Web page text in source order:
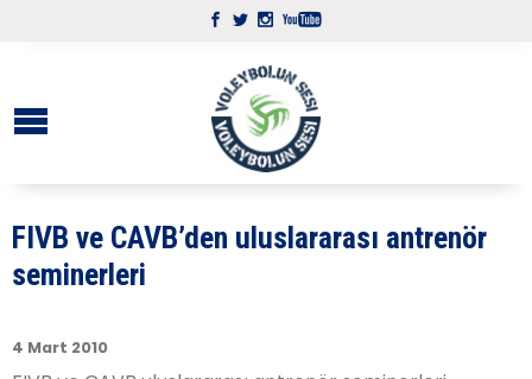
FIVB ve CAVB’den uluslararası antrenör
seminerleri
4 Mart 2010